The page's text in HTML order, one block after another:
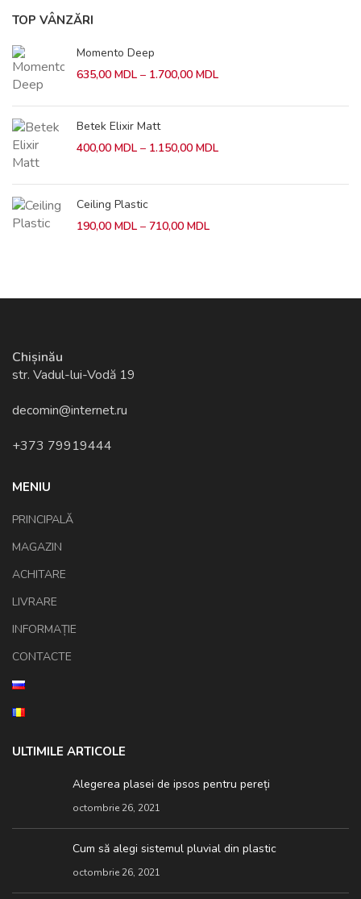
TOP VÂNZĂRI
Momento Deep
635,00 MDL – 1.700,00 MDLInterval
prețuri:
la
Betek Elixir Matt
400,00 MDL – 1.150,00 MDLInterval
Ceiling Plastic
190,00 MDL – 710,00 MDLInterval
la
Chișinău
str. Vadul-lui-Vodă 19
decomin@internet.ru
+373 79919444
MENIU
PRINCIPALĂ
MAGAZIN
ACHITARE
LIVRARE
INFORMAȚIE
CONTACTE
ULTIMILE ARTICOLE
Alegerea plasei de ipsos pentru pereți
octombrie 26, 2021
Cum să alegi sistemul pluvial din plastic
octombrie 26, 2021